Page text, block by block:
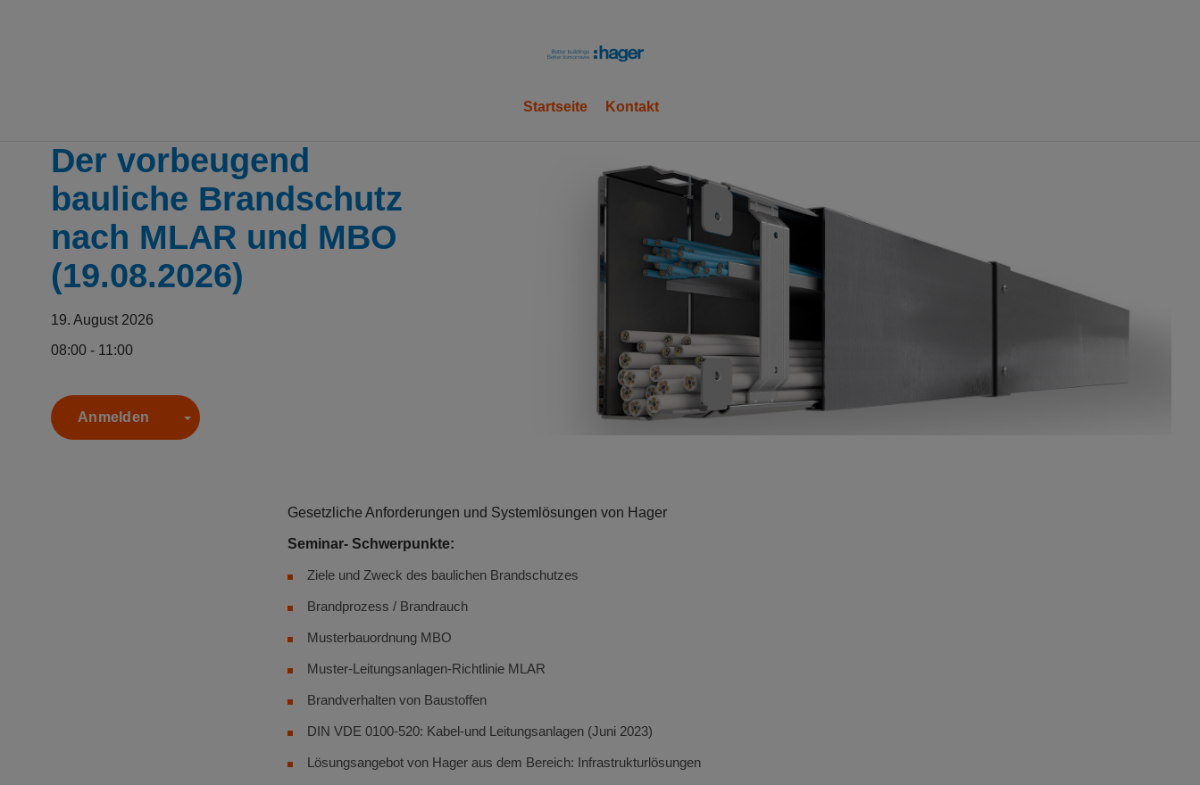
hager
Startseite Kontakt
Der vorbeugend
bauliche Brandschutz
nach MLAR und MBO
(19.08.2026)
19. August 2026
08:00 - 11:00
Anmelden Toggle Dropdown
Gesetzliche Anforderungen und Systemlösungen von Hager
Seminar- Schwerpunkte:
Ziele und Zweck des baulichen Brandschutzes
Brandprozess / Brandrauch
Musterbauordnung MBO
Muster-Leitungsanlagen-Richtlinie MLAR
Brandverhalten von Baustoffen
DIN VDE 0100-520: Kabel-und Leitungsanlagen (Juni 2023)
Lösungsangebot von Hager aus dem Bereich: Infrastrukturlösungen